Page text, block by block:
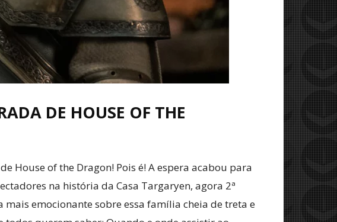
DE HOUSE OF THE
House of the Dragon! Pois é! A espera acabou para
na história da Casa Targaryen, agora 2ª
emocionante sobre essa família cheia de treta e